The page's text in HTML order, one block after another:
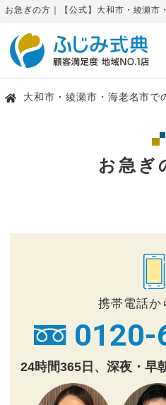
お急ぎの方｜【公式】大和市・綾瀬
大和市・綾瀬市・海老名市で
お急ぎ
携帯電話か
0120-
24時間365日、深夜・早